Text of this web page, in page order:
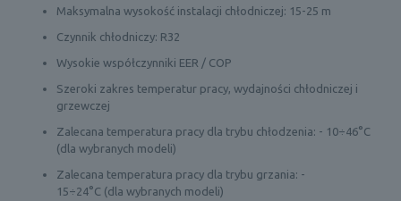
Maksymalna wysokość instalacji chłodniczej: 15-25 m
Czynnik chłodniczy: R32
Wysokie współczynniki EER / COP
Szeroki zakres temperatur pracy, wydajności chłodniczej i
grzewczej
Zalecana temperatura pracy dla trybu chłodzenia: - 10÷46°C
(dla wybranych modeli)
Zalecana temperatura pracy dla trybu grzania: -
15÷24°C (dla wybranych modeli)